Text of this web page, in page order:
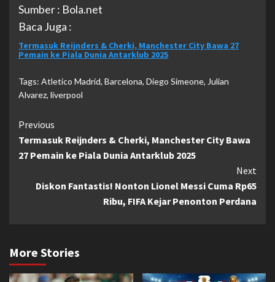
Sumber : Bola.net
Baca Juga :
Termasuk Reijnders & Cherki, Manchester City Bawa 27
Pemain ke Piala Dunia Antarklub 2025
Tags: Atletico Madrid, Barcelona, Diego Simeone, Julian
Alvarez, liverpool
Continue
Reading
Previous
Termasuk Reijnders & Cherki, Manchester City Bawa
27 Pemain ke Piala Dunia Antarklub 2025
Next
Diskon Fantastis! Nonton Lionel Messi Cuma Rp65
Ribu, FIFA Kejar Penonton Perdana
More Stories